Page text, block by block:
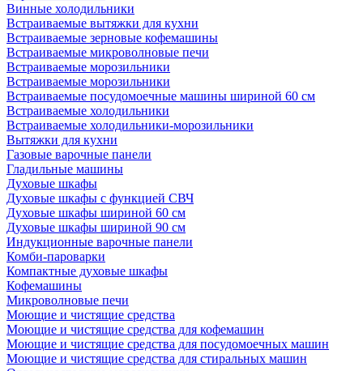
Винные холодильники
Встраиваемые вытяжки для кухни
Встраиваемые зерновые кофемашины
Встраиваемые микроволновые печи
Встраиваемые морозильники
Встраиваемые морозильники
Встраиваемые посудомоечные машины шириной 60 см
Встраиваемые холодильники
Встраиваемые холодильники-морозильники
Вытяжки для кухни
Газовые варочные панели
Гладильные машины
Духовые шкафы
Духовые шкафы с функцией СВЧ
Духовые шкафы шириной 60 см
Духовые шкафы шириной 90 см
Индукционные варочные панели
Комби-пароварки
Компактные духовые шкафы
Кофемашины
Микроволновые печи
Моющие и чистящие средства
Моющие и чистящие средства для кофемашин
Моющие и чистящие средства для посудомоечных машин
Моющие и чистящие средства для стиральных машин